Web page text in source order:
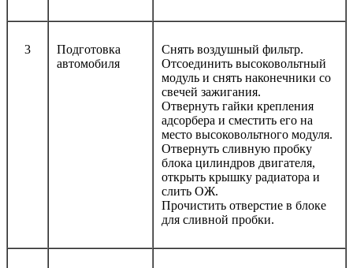
3
Подготовка
автомобиля
Снять воздушный фильтр.
Отсоединить высоковольтный
модуль и снять наконечники со
свечей зажигания.
Отвернуть гайки крепления
адсорбера и сместить его на
место высоковольтного модуля.
Отвернуть сливную пробку
блока цилиндров двигателя,
открыть крышку радиатора и
слить ОЖ.
Прочистить отверстие в блоке
для сливной пробки.